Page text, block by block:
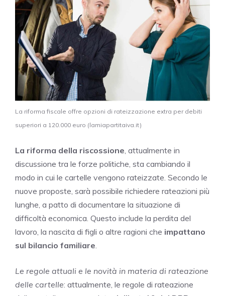
La riforma fiscale offre opzioni di rateizzazione extra per debiti
superiori a 120.000 euro (lamiapartitaiva.it)
La riforma della riscossione, attualmente in
discussione tra le forze politiche, sta cambiando il
modo in cui le cartelle vengono rateizzate. Secondo le
nuove proposte, sarà possibile richiedere rateazioni più
lunghe, a patto di documentare la situazione di
difficoltà economica. Questo include la perdita del
lavoro, la nascita di figli o altre ragioni che impattano
sul bilancio familiare.
Le regole attuali e le novità in materia di rateazione
delle cartelle: attualmente, le regole di rateazione